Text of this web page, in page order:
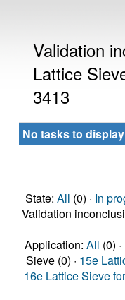
Validation
Lattice
3413
No tasks to display
State: All (0) · In
Validation
Application: All (0) ·
Sieve (0) · 15e
16e Lattice Sieve